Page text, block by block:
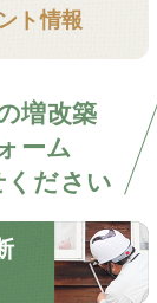
ト情報
増改築
ーム
ださい